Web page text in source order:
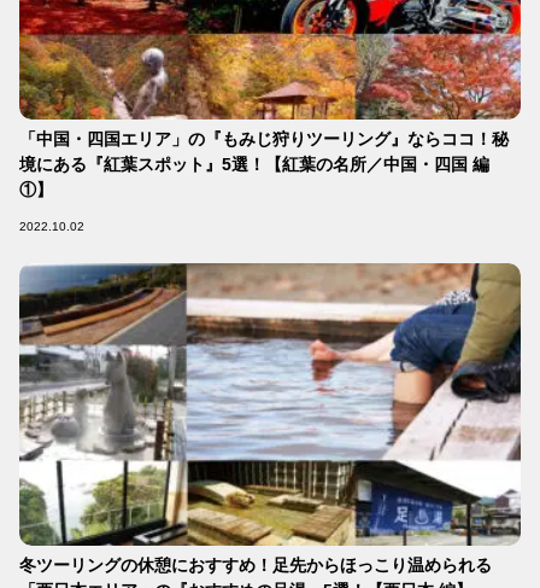
「中国・四国エリア」の『もみじ狩りツーリング』ならココ！秘
境にある『紅葉スポット』5選！【紅葉の名所／中国・四国 編
①】
2022.10.02
冬ツーリングの休憩におすすめ！足先からほっこり温められる